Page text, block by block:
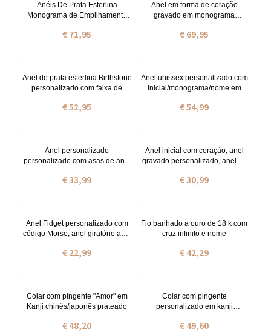
Anéis De Prata Esterlina
Monograma de Empilhamento
€ 71,95
Anel em forma de coração
gravado em monograma
€ 69,95
Anel de prata esterlina Birthstone
personalizado com faixa de
€ 52,95
Anel unissex personalizado com
inicial/monograma/nome em
€ 54,99
Anel personalizado
personalizado com asas de anjo
€ 33,99
Anel inicial com coração, anel
gravado personalizado, anel de
presente para
€ 30,99
Anel Fidget personalizado com
código Morse, anel giratório anti-
de aço inoxidável/prata esterlina,
€ 22,99
Fio banhado a ouro de 18 k com
cruz infinito e nome
€ 42,29
Colar com pingente "Amor" em
Kanji chinês/japonês prateado
€ 48,20
Colar com pingente
personalizado em kanji
e prata.
€ 49,60